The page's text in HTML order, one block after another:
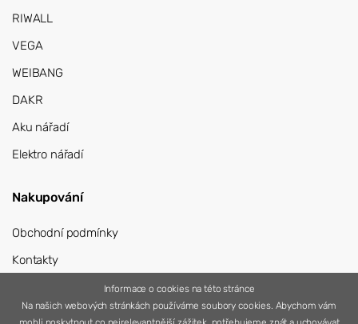
RIWALL
VEGA
WEIBANG
DAKR
Aku nářadí
Elektro nářadí
Nakupování
Obchodní podmínky
Kontakty
Informace o cookies na této stránce
Na našich webových stránkách používáme soubory cookies. Abychom vám